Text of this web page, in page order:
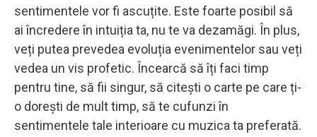
sentimentele vor fi ascuțite. Este foarte posibil să
ai încredere în intuiția ta, nu te va dezamăgi. În plus,
veți putea prevedea evoluția evenimentelor sau veți
vedea un vis profetic. Încearcă să îți faci timp
pentru tine, să fii singur, să citești o carte pe care ți-
o dorești de mult timp, să te cufunzi în
sentimentele tale interioare cu muzica ta preferată.